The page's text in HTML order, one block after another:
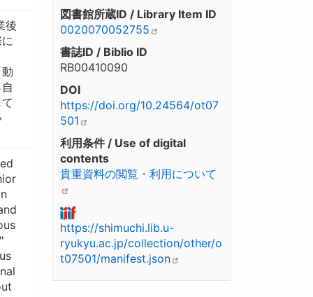
後
図書館所蔵ID / Library Item ID
0020070052755
書誌ID / Biblio ID
RB00410090
DOI
https://doi.org/10.24564/ot07
501
利用条件 / Use of digital
contents
貴重資料の閲覧・利用について
https://shimuchi.lib.u-
ryukyu.ac.jp/collection/other/o
t07501/manifest.json